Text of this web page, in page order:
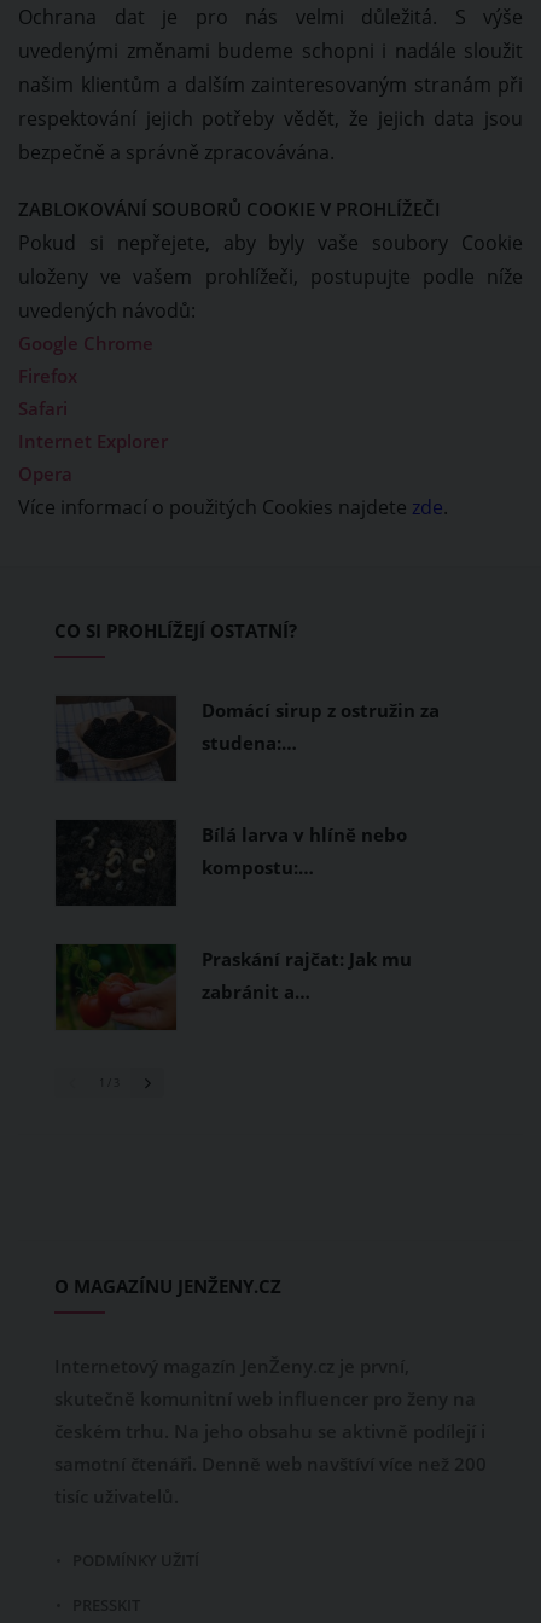
Ochrana dat je pro nás velmi důležitá. S výše
uvedenými změnami budeme schopni i nadále sloužit
našim klientům a dalším zainteresovaným stranám při
respektování jejich potřeby vědět, že jejich data jsou
bezpečně a správně zpracovávána.
ZABLOKOVÁNÍ SOUBORŮ COOKIE V PROHLÍŽEČI
Pokud si nepřejete, aby byly vaše soubory Cookie
uloženy ve vašem prohlížeči, postupujte podle níže
uvedených návodů:
Google Chrome
Firefox
Safari
Internet Explorer
Opera
Více informací o použitých Cookies najdete zde.
CO SI PROHLÍŽEJÍ OSTATNÍ?
Domácí sirup z ostružin za
studena:…
Bílá larva v hlíně nebo
kompostu:…
Praskání rajčat: Jak mu
zabránit a…
O MAGAZÍNU JENŽENY.CZ